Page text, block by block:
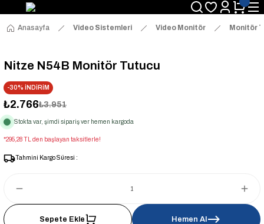
Anasayfa Video Sistemleri Video Monitör Monitör
Nitze N54B Monitör Tutucu
-30% İNDİRİM
₺2.766₺3.951
Stokta var, şimdi sipariş ver hemen kargoda
*295,28 TL den başlayan taksitlerle!
Tahmini Kargo Süresi :
Sepete Ekle Hemen Al